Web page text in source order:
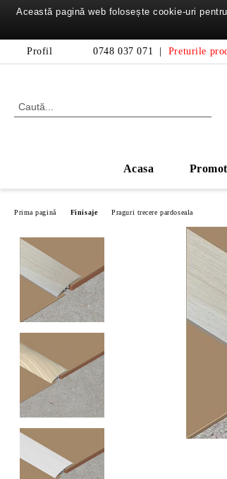
Profil 0748 037 071 Preturile
Acasa
Prima pagină Finisaje Praguri trecere pardoseala
Această pagină web folosește cookie-uri